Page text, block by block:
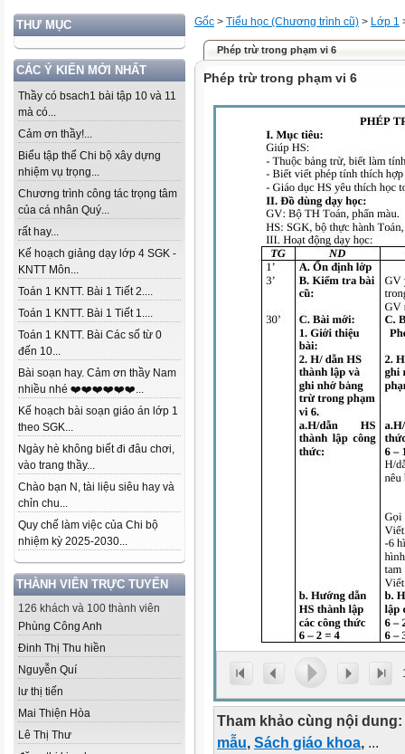
THƯ MỤC
CÁC Ý KIẾN MỚI NHẤT
Thầy có bsach1 bài tập 10 và 11
mà có...
Cảm ơn thầy!...
Biểu tập thể Chi bộ xây dựng
nhiệm vụ trọng...
Chương trình công tác trọng tâm
của cá nhân Quý...
rất hay...
Kế hoạch giảng dạy lớp 4 SGK -
KNTT Môn...
Toán 1 KNTT. Bài 1 Tiết 2....
Toán 1 KNTT. Bài 1 Tiết 1....
Toán 1 KNTT. Bài Các số từ 0
đến 10...
Bài soạn hay. Cảm ơn thầy Nam
nhiều nhé ❤️❤️❤️❤️❤️❤️...
Kế hoạch bài soạn giáo án lớp 1
theo SGK...
Ngày hè không biết đi đâu chơi,
vào trang thầy...
Chào bạn N, tài liệu siêu hay và
chỉn chu...
Quy chế làm việc của Chi bộ
nhiệm kỳ 2025-2030...
THÀNH VIÊN TRỰC TUYẾN
126 khách và 100 thành viên
Phùng Công Anh
Đinh Thị Thu hiền
Nguyễn Quí
lư thị tiến
Mai Thiện Hòa
Lê Thị Thư
Gốc > Tiểu học (Chương trình cũ) > Lớp 1
Phép trừ trong phạm vi 6
Phép trừ trong phạm vi 6
Tham khảo cùng nội dung:
mẫu, Sách giáo khoa, ...